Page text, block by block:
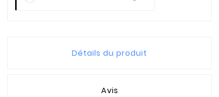
Détails du produit
Avis